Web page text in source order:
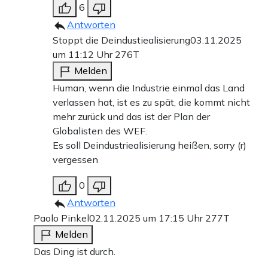
6
Antworten
Stoppt die Deindustiealisierung03.11.2025
um 11:12 Uhr 276T
Melden
Human, wenn die Industrie einmal das Land
verlassen hat, ist es zu spät, die kommt nicht
mehr zurück und das ist der Plan der
Globalisten des WEF.
Es soll Deindustriealisierung heißen, sorry (r)
vergessen
0
Antworten
Paolo Pinkel02.11.2025 um 17:15 Uhr 277T
Melden
Das Ding ist durch.